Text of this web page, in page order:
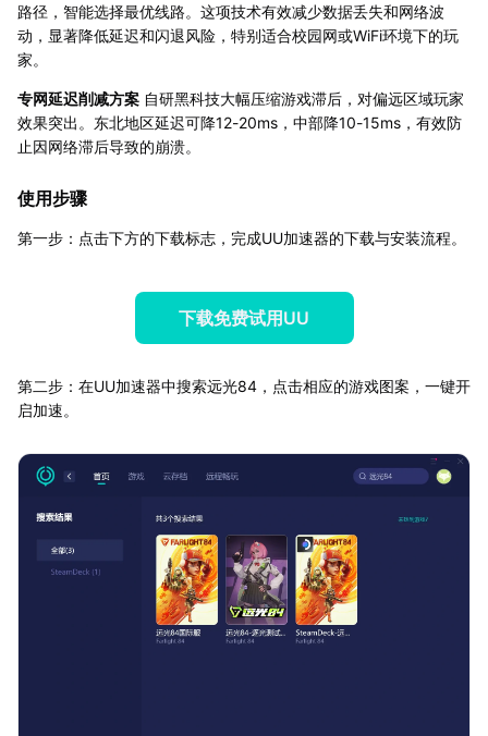
路径，智能选择最优线路。这项技术有效减少数据丢失和网络波
动，显著降低延迟和闪退风险，特别适合校园网或WiFi环境下的玩
家。
专网延迟削减方案 自研黑科技大幅压缩游戏滞后，对偏远区域玩家
效果突出。东北地区延迟可降12-20ms，中部降10-15ms，有效防
止因网络滞后导致的崩溃。
使用步骤
第一步：点击下方的下载标志，完成UU加速器的下载与安装流程。
下载免费试用UU
第二步：在UU加速器中搜索远光84，点击相应的游戏图案，一键开
启加速。